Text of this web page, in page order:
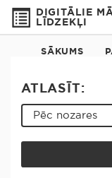
DIGITĀLIE
LĪDZEKĻI
SĀKUMS
ATLASĪT:
Pēc nozares